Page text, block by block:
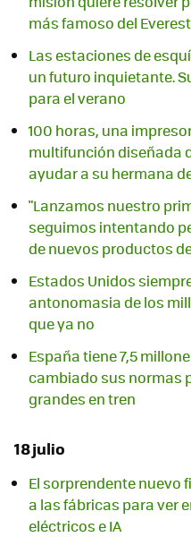
más famoso del Everest
Las estaciones de
un futuro inquietante.
para el verano
100 horas, una
multifunción diseñada
ayudar a su hermana
"Lanzamos nuestro
seguimos intentando
de nuevos productos
Estados Unidos
antonomasia de los
que ya no
España tiene 7,5
cambiado sus normas
grandes en tren
18 julio
El sorprendente nuevo
a las fábricas para ver
eléctricos e IA